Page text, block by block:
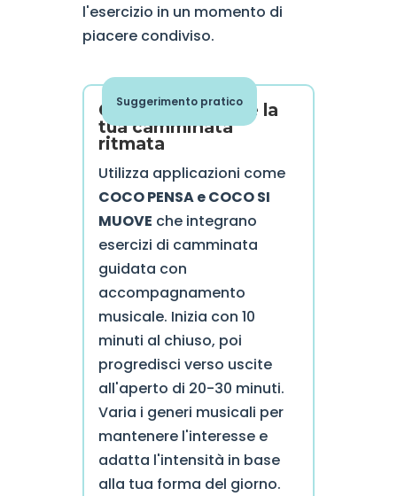
l'esercizio in un momento di
piacere condiviso.
Suggerimento pratico
Come ottimizzare la
tua camminata
ritmata
Utilizza applicazioni come
COCO PENSA e COCO SI
MUOVE che integrano
esercizi di camminata
guidata con
accompagnamento
musicale. Inizia con 10
minuti al chiuso, poi
progredisci verso uscite
all'aperto di 20-30 minuti.
Varia i generi musicali per
mantenere l'interesse e
adatta l'intensità in base
alla tua forma del giorno.